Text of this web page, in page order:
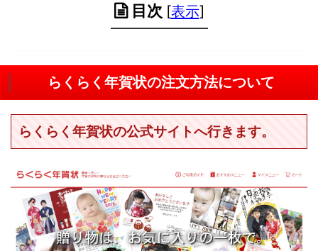
目次 [表示]
らくらく年賀状の注文方法について
らくらく年賀状の公式サイトへ行きます。